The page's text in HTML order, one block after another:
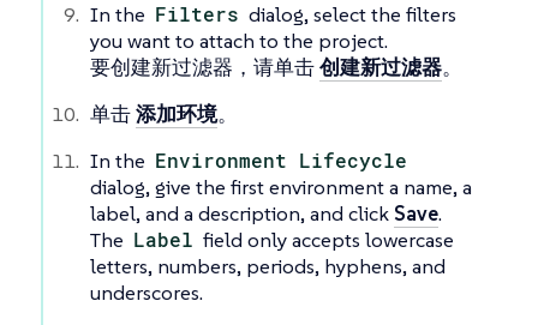
In the Filters dialog, select the filters
you want to attach to the project.
要创建新过滤器，请单击创建新过滤器。
单击添加环境。
In the Environment Lifecycle
dialog, give the first environment a name, a
label, and a description, and click Save.
The Label field only accepts lowercase
letters, numbers, periods, hyphens, and
underscores.